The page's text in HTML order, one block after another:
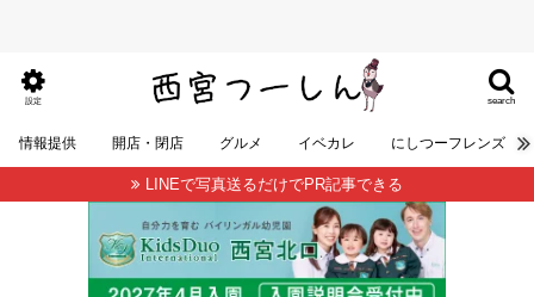
search
設定
情報提供 開店・閉店 グルメ イベカレ にしつーフレンズ
LINEで写真送るだけでPR記事できる